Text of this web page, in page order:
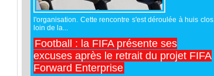
l'organisation. Cette rencontre s'est déroulée à huis clos,
loin de la...
Football : la FIFA présente ses
excuses après le retrait du projet FIFA
Forward Enterprise